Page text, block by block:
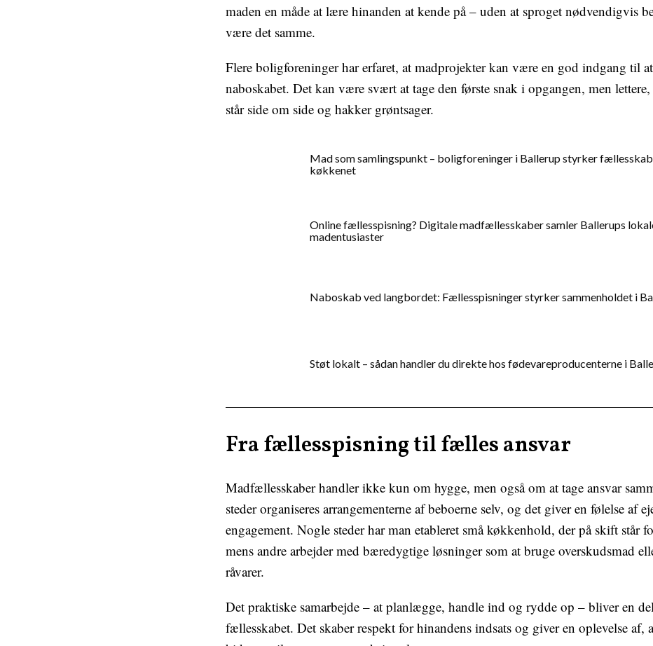
maden en måde at lære hinanden at kende på – uden at sproget nødvendigvis
være det samme.
Flere boligforeninger har erfaret, at madprojekter kan være en god indgang til
naboskabet. Det kan være svært at tage den første snak i opgangen, men
står side om side og hakker grøntsager.
Mad som samlingspunkt – boligforeninger i Ballerup styrker
køkkenet
Online fællesspisning? Digitale madfællesskaber samler Ballerups
madentusiaster
Naboskab ved langbordet: Fællesspisninger styrker sammenholdet i
Støt lokalt – sådan handler du direkte hos fødevareproducenterne i
Fra fællesspisning til fælles ansvar
Madfællesskaber handler ikke kun om hygge, men også om at tage ansvar
steder organiseres arrangementerne af beboerne selv, og det giver en følelse af
engagement. Nogle steder har man etableret små køkkenhold, der på skift står
mens andre arbejder med bæredygtige løsninger som at bruge overskudsmad
råvarer.
Det praktiske samarbejde – at planlægge, handle ind og rydde op – bliver en
fællesskabet. Det skaber respekt for hinandens indsats og giver en oplevelse af,